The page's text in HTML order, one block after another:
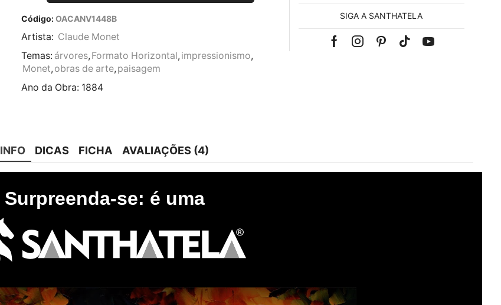
Código:OACANV1448B
Artista: Claude Monet
Temas: árvores, Formato Horizontal, impressionismo,
Monet, obras de arte, paisagem
Ano da Obra: 1884
SIGA A SANTHATELA
FacebookInstagramPinterest
Tik-Youtube
INFO DICAS FICHA AVALIAÇÕES (4)
Surpreenda-se: é uma